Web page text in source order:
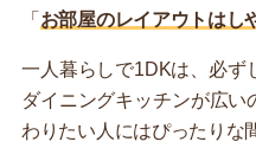
「 お部屋のレイアウトはし
一人暮らしで1DKは、必ず
ダイニングキッチンが広
わりたい人にはぴったりな